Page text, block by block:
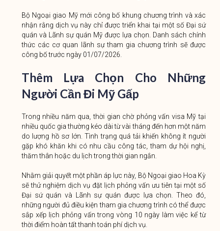
Bộ Ngoại giao Mỹ mới công bố khung chương trình và xác
nhận rằng dịch vụ này chỉ được triển khai tại một số Đại sứ
quán và Lãnh sự quán Mỹ được lựa chọn. Danh sách chính
thức các cơ quan lãnh sự tham gia chương trình sẽ được
công bố trước ngày 01/07/2026.
Thêm Lựa Chọn Cho Những
Người Cần Đi Mỹ Gấp
Trong nhiều năm qua, thời gian chờ phỏng vấn visa Mỹ tại
nhiều quốc gia thường kéo dài từ vài tháng đến hơn một năm
do lượng hồ sơ lớn. Tình trạng quá tải khiến không ít người
gặp khó khăn khi có nhu cầu công tác, tham dự hội nghị,
thăm thân hoặc du lịch trong thời gian ngắn.
Nhằm giải quyết một phần áp lực này, Bộ Ngoại giao Hoa Kỳ
sẽ thử nghiệm dịch vụ đặt lịch phỏng vấn ưu tiên tại một số
Đại sứ quán và Lãnh sự quán được lựa chọn. Theo đó,
những người đủ điều kiện tham gia chương trình có thể được
sắp xếp lịch phỏng vấn trong vòng 10 ngày làm việc kể từ
thời điểm hoàn tất thanh toán phí dịch vụ.